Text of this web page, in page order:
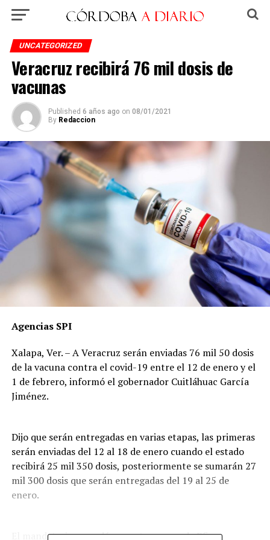
UNCATEGORIZED
Veracruz recibirá 76 mil dosis de
vacunas
Published 6 años ago on 08/01/2021
By Redaccion
Agencias SPI
Xalapa, Ver. – A Veracruz serán enviadas 76 mil 50 dosis
de la vacuna contra el covid-19 entre el 12 de enero y el
1 de febrero, informó el gobernador Cuitláhuac García
Jiménez.
Dijo que serán entregadas en varias etapas, las primeras
serán enviadas del 12 al 18 de enero cuando el estado
recibirá 25 mil 350 dosis, posteriormente se sumarán 27
mil 300 dosis que serán entregadas del 19 al 25 de
enero.
El mandatario recordó que esta vacuna de Pfizer